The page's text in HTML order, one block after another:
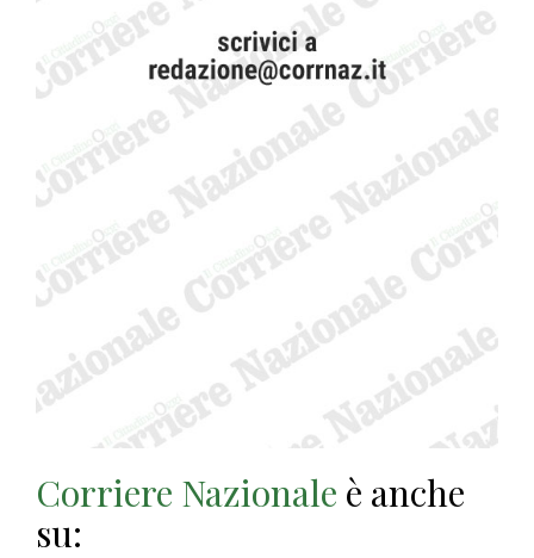
Corriere Nazionale è anche
su: